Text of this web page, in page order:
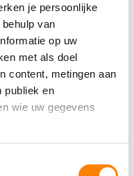
je persoonlijke
van
op uw
met als doel
content, metingen aan
publiek en
wie uw gegevens